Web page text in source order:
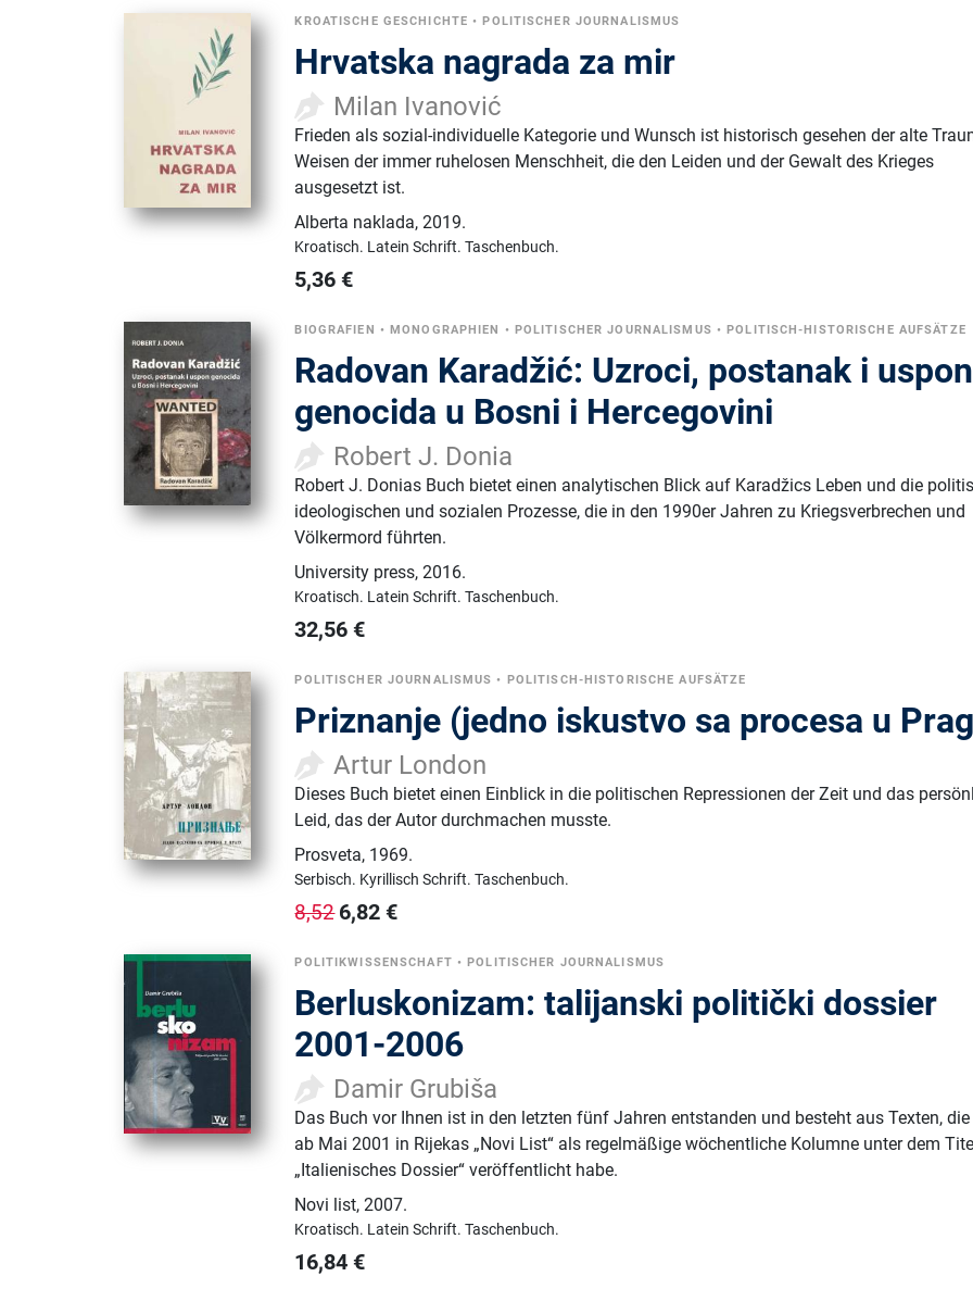
KROATISCHE GESCHICHTE •POLITISCHER JOURNALISMUS
Hrvatska nagrada za mir
Milan Ivanović
Frieden als sozial-individuelle Kategorie und Wunsch ist historisch gesehen der alte
Weisen der immer ruhelosen Menschheit, die den Leiden und der Gewalt des Krieges
ausgesetzt ist.
Alberta naklada,2019.
Kroatisch. Latein Schrift.Taschenbuch.
5,36 €
BIOGRAFIEN •MONOGRAPHIEN • POLITISCHER JOURNALISMUS •POLITISCH-HISTORISCHE AUFSÄTZE
Radovan Karadžić: Uzroci, postanak i uspon
genocida u Bosni i Hercegovini
Robert J. Donia
Robert J. Donias Buch bietet einen analytischen Blick auf Karadžics Leben und die
ideologischen und sozialen Prozesse, die in den 1990er Jahren zu Kriegsverbrechen und
Völkermord führten.
University press,2016.
Kroatisch. Latein Schrift.Taschenbuch.
32,56 €
POLITISCHER JOURNALISMUS • POLITISCH-HISTORISCHE AUFSÄTZE
Priznanje (jedno iskustvo sa procesa u
Artur London
Dieses Buch bietet einen Einblick in die politischen Repressionen der Zeit und das
Leid, das der Autor durchmachen musste.
Prosveta, 1969.
Serbisch. Kyrillisch Schrift.Taschenbuch.
8,526,82 €
POLITIKWISSENSCHAFT •POLITISCHER JOURNALISMUS
Berluskonizam: talijanski politički dossier
2001-2006
Damir Grubiša
Das Buch vor Ihnen ist in den letzten fünf Jahren entstanden und besteht aus Texten, die
ab Mai 2001 in Rijekas „Novi List“ als regelmäßige wöchentliche Kolumne unter dem
„Italienisches Dossier“ veröffentlicht habe.
Novi list,2007.
Kroatisch. Latein Schrift.Taschenbuch.
16,84 €